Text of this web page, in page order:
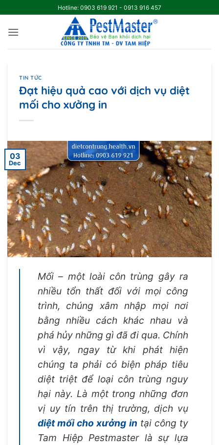
to
content
Hotline: 0903 619 921 - 0913 916 457
TIN TỨC
Đạt hiệu quả cao với dịch vụ diệt
mối cho xưởng in
03
Dec
Mối – một loài côn trùng gây ra
nhiều tổn thất đối với mọi công
trình, chúng xâm nhập mọi nơi
bằng nhiều cách khác nhau và
phá hủy những gì đã đi qua. Chính
vì vậy, ngay từ khi phát hiện
chúng ta phải có biện pháp tiêu
diệt triệt để loại côn trùng nguy
hại này. Là một trong những đơn
vị uy tín trên thị trường, dịch vụ
diệt mối cho xưởng in tại công ty
Tam Hiệp Pestmaster là sự lựa